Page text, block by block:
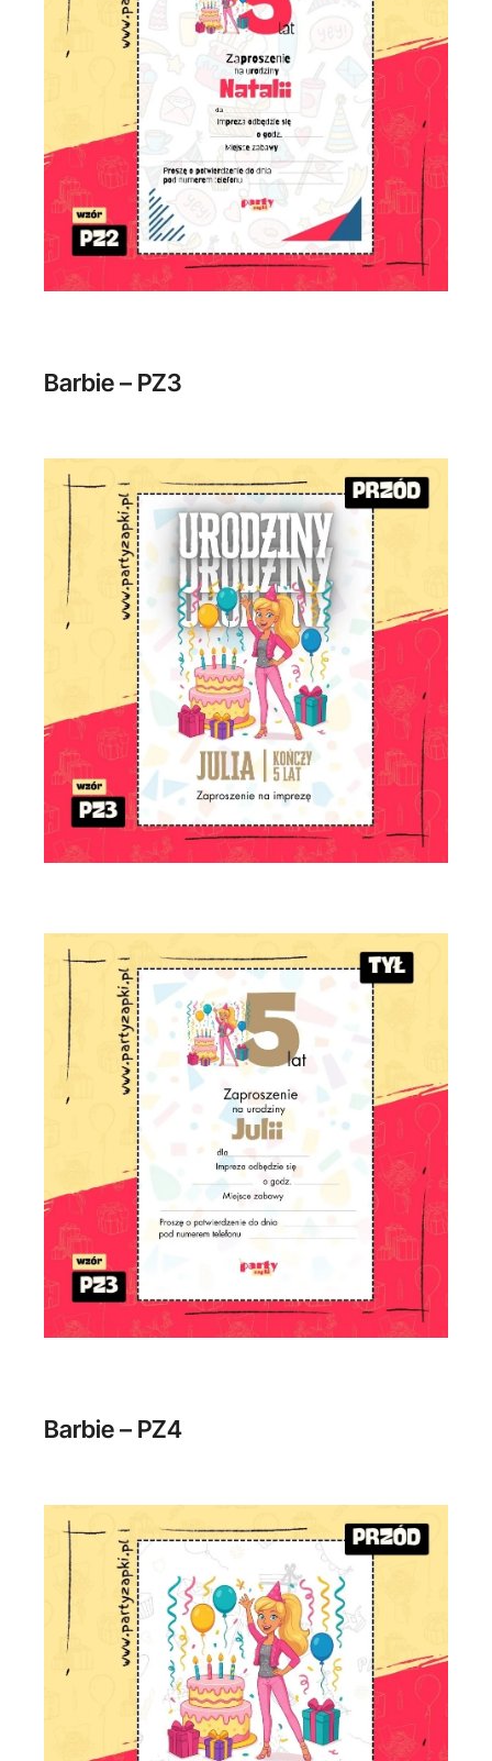
Barbie – PZ3
Barbie – PZ4